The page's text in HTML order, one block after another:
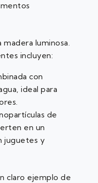
madera luminosa.
incluyen:
con
ideal para
de
en un
juguetes y
claro ejemplo de